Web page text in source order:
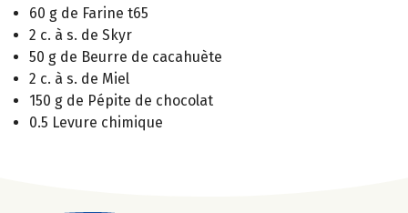
60 g de Farine t65
2 c. à s. de Skyr
50 g de Beurre de cacahuète
2 c. à s. de Miel
150 g de Pépite de chocolat
0.5 Levure chimique